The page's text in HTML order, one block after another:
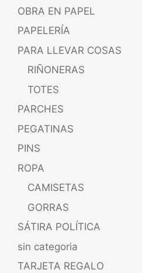
OBRA EN PAPEL
PAPELERÍA
PARA LLEVAR COSAS
RIÑONERAS
TOTES
PARCHES
PEGATINAS
PINS
ROPA
CAMISETAS
GORRAS
SÁTIRA POLÍTICA
sin categoria
TARJETA REGALO